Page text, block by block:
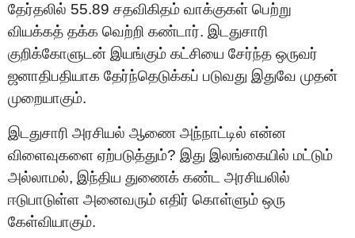
தேர்தலில் 55.89 சதவிகிதம் வாக்குகள் பெற்று
வியக்கத் தக்க வெற்றி கண்டார். இடதுசாரி
குறிக்கோளுடன் இயங்கும் கட்சியை சேர்ந்த ஒருவர்
ஜனாதிபதியாக தேர்ந்தெடுக்கப் படுவது இதுவே முதன்
முறையாகும்.
இடதுசாரி அரசியல் ஆணை அந்நாட்டில் என்ன
விளைவுகளை ஏற்படுத்தும்? இது இலங்கையில் மட்டும்
அல்லாமல், இந்திய துணைக் கண்ட அரசியலில்
ஈடுபாடுள்ள அனைவரும் எதிர் கொள்ளும் ஒரு
கேள்வியாகும்.